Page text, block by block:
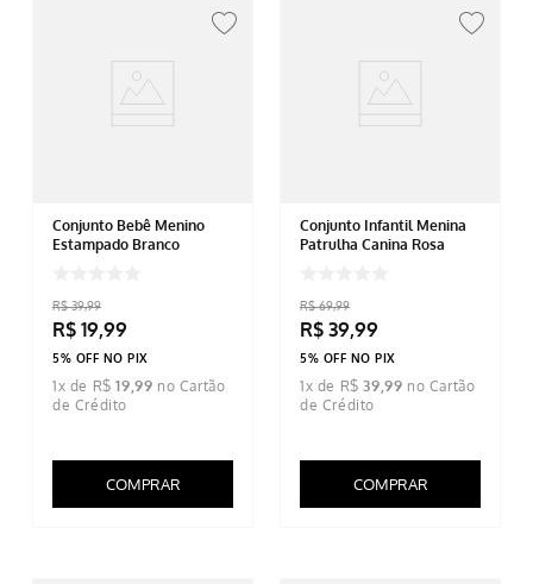
Conjunto Bebê Menino
Estampado Branco
R$ 39,99
R$ 19,99
5% OFF NO PIX
1x de R$ 19,99
COMPRAR
Conjunto Infantil Menina
Patrulha Canina Rosa
R$ 69,99
R$ 39,99
5% OFF NO PIX
1x de R$ 39,99
COMPRAR